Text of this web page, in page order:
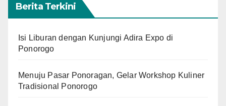
Berita Terkini
Isi Liburan dengan Kunjungi Adira Expo di
Ponorogo
Menuju Pasar Ponoragan, Gelar Workshop Kuliner
Tradisional Ponorogo